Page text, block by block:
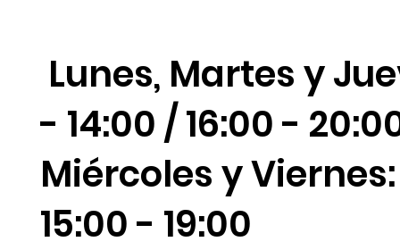
Lunes, Martes y
- 14:00 / 16:00 -
Miércoles y Viernes:
15:00 - 19:00